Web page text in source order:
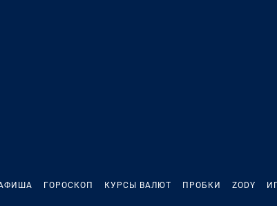
ГОРОСКОП КУРСЫ ВАЛЮТ ПРОБКИ ZODY